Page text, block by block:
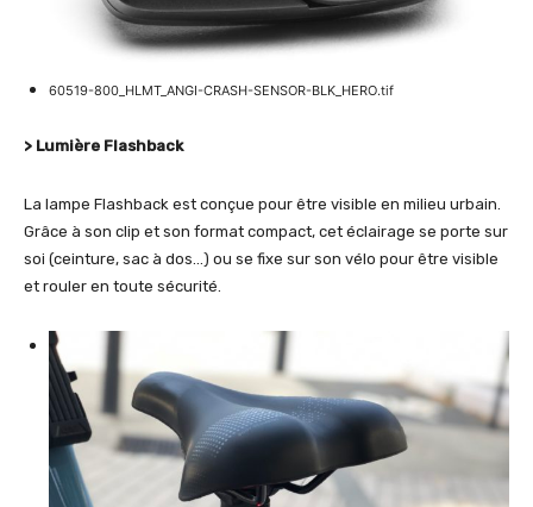
60519-800_HLMT_ANGI-CRASH-SENSOR-BLK_HERO.tif
> Lumière Flashback
La lampe Flashback est conçue pour être visible en milieu urbain.
Grâce à son clip et son format compact, cet éclairage se porte sur
soi (ceinture, sac à dos…) ou se fixe sur son vélo pour être visible
et rouler en toute sécurité.